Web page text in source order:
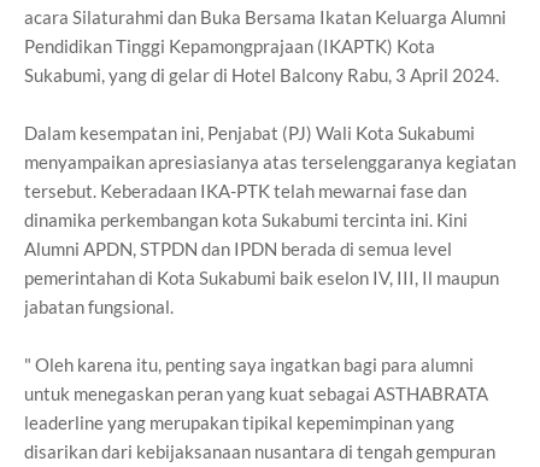
acara Silaturahmi dan Buka Bersama Ikatan Keluarga Alumni
Pendidikan Tinggi Kepamongprajaan (IKAPTK) Kota
Sukabumi, yang di gelar di Hotel Balcony Rabu, 3 April 2024.
Dalam kesempatan ini, Penjabat (PJ) Wali Kota Sukabumi
menyampaikan apresiasianya atas terselenggaranya kegiatan
tersebut. Keberadaan IKA-PTK telah mewarnai fase dan
dinamika perkembangan kota Sukabumi tercinta ini. Kini
Alumni APDN, STPDN dan IPDN berada di semua level
pemerintahan di Kota Sukabumi baik eselon IV, III, Il maupun
jabatan fungsional.
" Oleh karena itu, penting saya ingatkan bagi para alumni
untuk menegaskan peran yang kuat sebagai ASTHABRATA
leaderline yang merupakan tipikal kepemimpinan yang
disarikan dari kebijaksanaan nusantara di tengah gempuran